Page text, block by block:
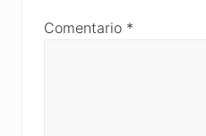
Comentario *